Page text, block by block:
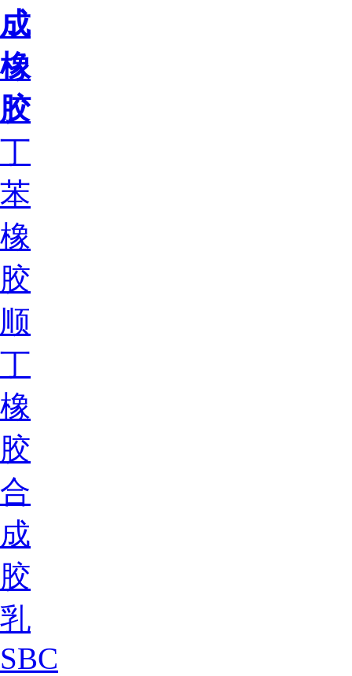
成
橡
胶
丁
苯
橡
胶
顺
丁
橡
胶
合
成
胶
乳
SBC